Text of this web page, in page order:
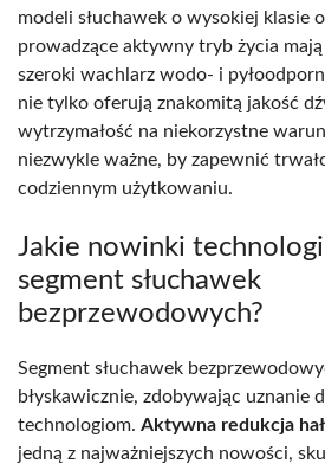
modeli słuchawek o wysokiej klasie
prowadzące aktywny tryb życia
szeroki wachlarz wodo- i
nie tylko oferują znakomitą jakość
wytrzymałość na niekorzystne
niezwykle ważne, by zapewnić
codziennym użytkowaniu.
Jakie nowinki
segment słuchawek
bezprzewodowych?
Segment słuchawek
błyskawicznie, zdobywając uznanie
technologiom. Aktywna redukcja
jedną z najważniejszych nowości,